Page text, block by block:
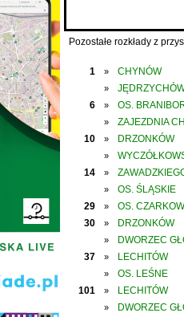
Pozostałe rozkłady z
1 » CHYNÓW
»
6
» OS.
»
ZAJEZDNIA
10
» DRZONKÓW
»
14
»
»
OS. ŚLĄSKIE
29
»
OS.
30
» DRZONKÓW
»
DWORZEC
37
» LECHITÓW
»
OS. LEŚNE
101
» LECHITÓW
»
DWORZEC